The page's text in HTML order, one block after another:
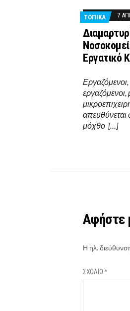
ΤΟΠΙΚΑ 7
Εργατικό
εργαζόμενοι,
μόχθο […]
Αφήστε
Η ηλ.
ΣΧΌΛΙΟ*